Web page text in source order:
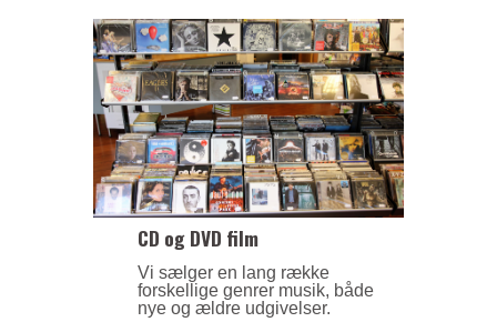
CD og DVD film
Vi sælger en lang række
forskellige genrer musik, både
nye og ældre udgivelser.